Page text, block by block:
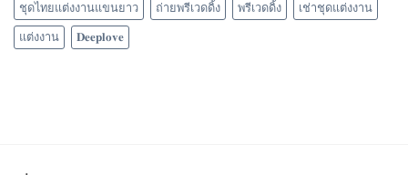
ชุดไทยแต่งงานแขนยาว ถ่ายพรีเวดดิ้ง พรีเวดดิ้ง เช่าชุดแต่งงาน
แต่งงาน 𝐃𝐞𝐞𝐩𝐥𝐨𝐯𝐞